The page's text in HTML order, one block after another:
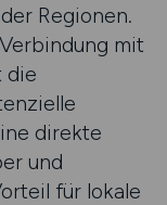
Regionen.
mit
die
direkte
und
für lokale